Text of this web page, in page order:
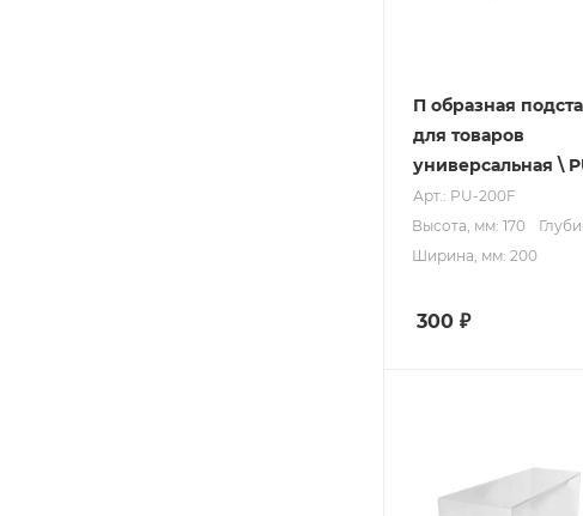
П образная
для товаров
универсальная \
Арт.: PU-200F
Высота, мм: 170
Ширина, мм: 200
300 ₽